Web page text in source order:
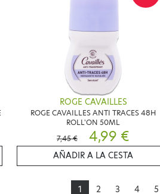
ROGE CAVAILLES
ROGE CAVAILLES ANTI TRACES 48H
ROLL'ON 50ML
7,45 €
4,99 €
AÑADIR A LA CESTA
1 2 3 4 5